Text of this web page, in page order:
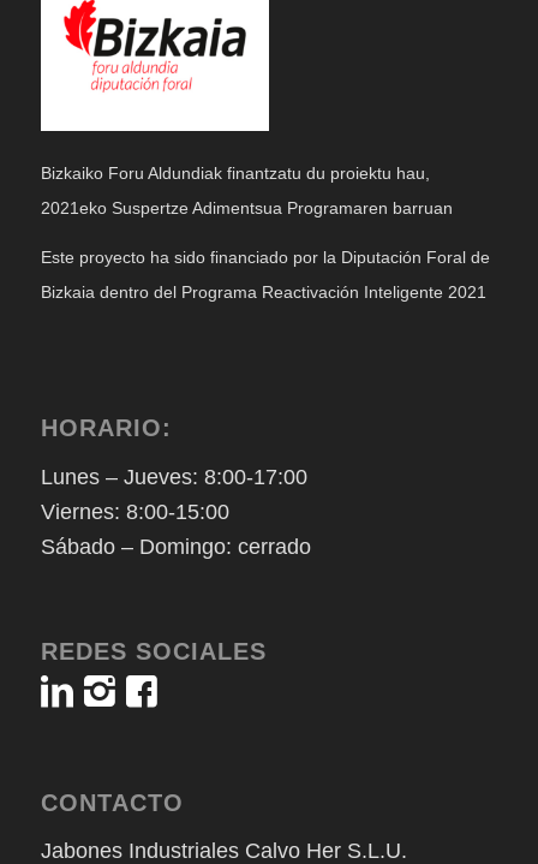
Bizkaiko Foru Aldundiak finantzatu du proiektu hau,
2021eko Suspertze Adimentsua Programaren barruan
Este proyecto ha sido financiado por la Diputación Foral de
Bizkaia dentro del Programa Reactivación Inteligente 2021
HORARIO:
Lunes – Jueves: 8:00-17:00
Viernes: 8:00-15:00
Sábado – Domingo: cerrado
REDES SOCIALES
CONTACTO
Jabones Industriales Calvo Her S.L.U.